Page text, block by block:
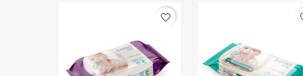
favorite_border